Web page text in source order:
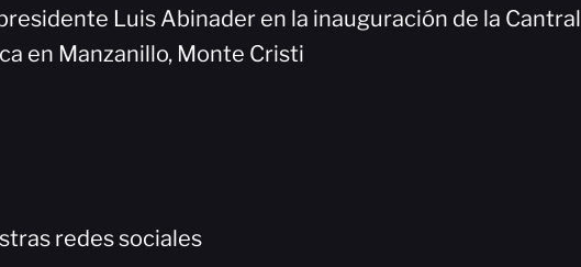
Luis Abinader en la inauguración de la Cantral
en Manzanillo, Monte Cristi
redes sociales